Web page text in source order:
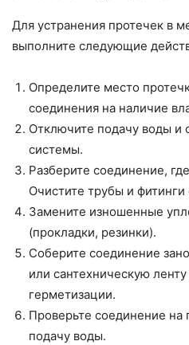
Для устранения протечек в
выполните следующие
Определите место
соединения на наличие
Отключите подачу воды и
системы.
Разберите соединение,
Очистите трубы и фитинги
Замените изношенные
(прокладки, резинки).
Соберите соединение
или сантехническую
герметизации.
Проверьте соединение на
подачу воды.